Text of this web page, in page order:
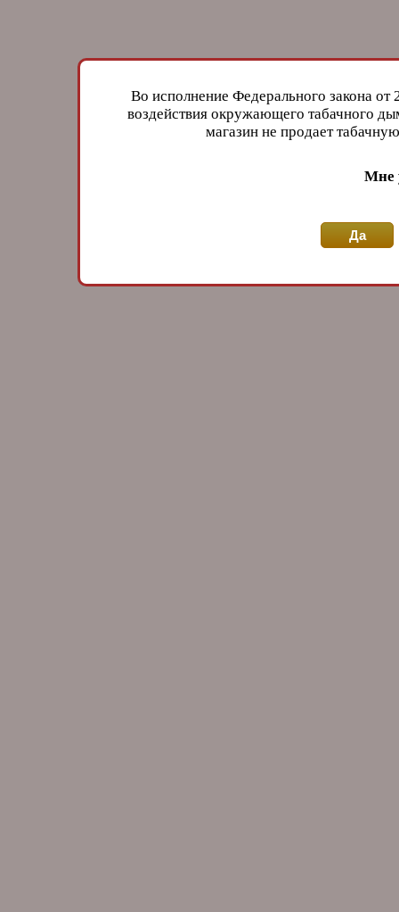
Во исполнение Федерального закона
воздействия окружающего табачного
магазин не продает
Мне
Да